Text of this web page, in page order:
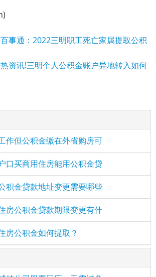
事通：2022三明职工死亡家属提取公积
资讯!三明个人公积金账户异地转入如何
作但公积金缴在外省购房可
口买商用住房能用公积金贷
积金贷款地址变更需要哪些
房公积金贷款期限变更有什
房公积金如何提取？